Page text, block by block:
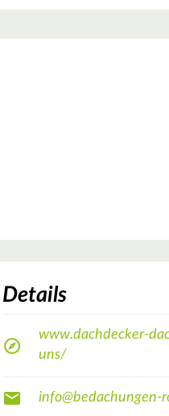
Details
www.dachdecker-
uns/
info@bedachungen-